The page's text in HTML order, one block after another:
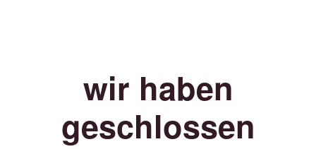
wir haben
geschlossen